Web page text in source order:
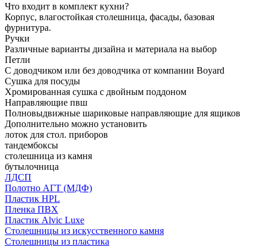
Что входит в комплект кухни?
Корпус, влагостойкая столешница, фасады, базовая
фурнитура.
Ручки
Различные варианты дизайна и материала на выбор
Петли
С доводчиком или без доводчика от компании Boyard
Сушка для посуды
Хромированная сушка с двойным поддоном
Направляющие пвш
Полновыдвижные шариковые направляющие для ящиков
Дополнительно можно установить
лоток для стол. приборов
тандембоксы
столешница из камня
бутылочница
ЛДСП
Полотно АГТ (МДФ)
Пластик HPL
Пленка ПВХ
Пластик Alvic Luxe
Столешницы из искусственного камня
Столешницы из пластика